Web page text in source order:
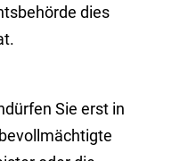
dies
Sie erst in